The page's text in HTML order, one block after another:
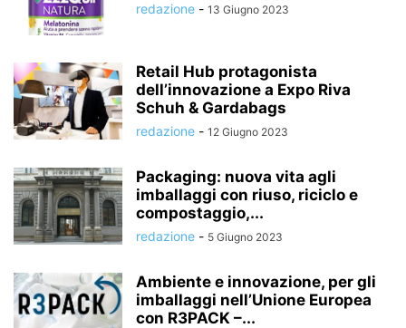
redazione - 13 Giugno 2023
Retail Hub protagonista
dell’innovazione a Expo Riva
Schuh & Gardabags
redazione - 12 Giugno 2023
Packaging: nuova vita agli
imballaggi con riuso, riciclo e
compostaggio,...
redazione - 5 Giugno 2023
Ambiente e innovazione, per gli
imballaggi nell’Unione Europea
con R3PACK –...